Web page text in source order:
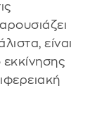
είναι